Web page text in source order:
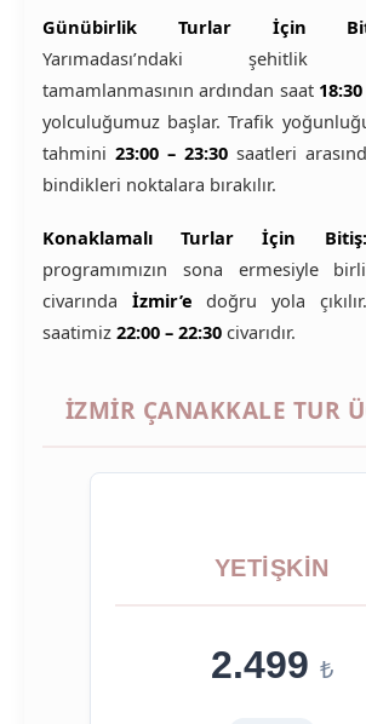
Günübirlik Turlar İçin
Yarımadası’ndaki şehitlik
tamamlanmasının ardından saat 18:30
yolculuğumuz başlar. Trafik
tahmini 23:00 – 23:30 saatleri
bindikleri noktalara bırakılır.
Konaklamalı Turlar İçin Bitiş:
programımızın sona ermesiyle
civarında İzmir’e doğru yola
saatimiz 22:00 – 22:30 civarıdır.
İZMIR ÇANAKKALE TUR
YETIŞKIN
2.499 ₺